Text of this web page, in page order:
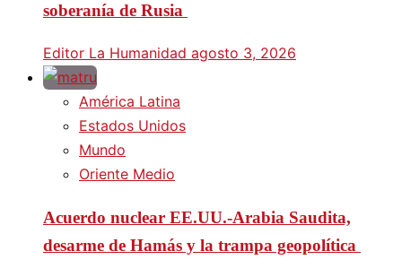
soberanía de Rusia
Editor La Humanidad agosto 3, 2026
América Latina
Estados Unidos
Mundo
Oriente Medio
Acuerdo nuclear EE.UU.-Arabia Saudita,
desarme de Hamás y la trampa geopolítica